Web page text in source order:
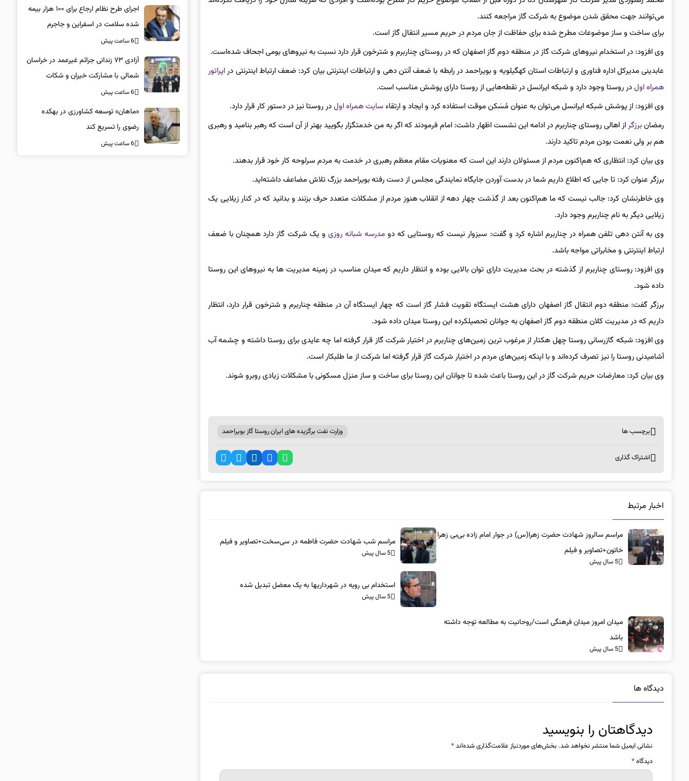
می‌توانند جهت محقق شدن موضوع به شرکت گاز مراجعه کنند.
برای ساخت و ساز موضوعات مطرح شده برای حفاظت از جان مردم در حریم مسیر انتقال گاز است.
وی افزود: در استخدام نیروهای شرکت گاز در منطقه دوم گاز اصفهان که در روستای چناربرم و شترخون قرار دارد نسبت به نیروهای بومی اجحاف شده‌است.
عابدینی مدیرکل اداره فناوری و ارتباطات استان کهگیلویه و بویراحمد در رابطه با ضعف آنتن دهی و ارتباطات اینترنتی بیان کرد: ضعف ارتباط اینترنتی دراپراتور
همراه اولدر روستا وجود دارد و شبکه ایرانسل در نقطه‌هایی از روستا دارای پوشش مناسب است.
وی افزود: از پوشش شبکه ایرانسل می‌توان به عنوان مُسَکن موقت استفاده کرد و ایجاد و ارتقاء سایت همراه اولدر روستا نیز در دستور کار قرار دارد.
رمضانبرزگراز اهالی روستای چناربرم در ادامه این نشست اظهار داشت: امام فرمودند که اگر به من خدمتگزار بگویید بهتر از آن است که رهبر بنامید و رهبری
هم بر ولی نعمت بودن مردم تاکید دارند.
وی بیان کرد: انتظاری که هم‌اکنون مردم از مسئولان دارند این است که معنویات مقام معظم رهبری در خدمت به مردم سرلوحه کار خود قرار بدهند.
برزگر عنوان کرد: تا جایی که اطلاع داریم شما در بدست آوردن جایگاه نمایندگی مجلس از دست رفته بویراحمد بزرگ تلاش مضاعف داشته‌اید.
وی خاطرنشان کرد: جالب نیست که ما هم‌اکنون بعد از گذشت چهار دهه از انقلاب هنوز مردم از مشکلات متعدد حرف بزنند و بدانید که در کنار زیلایی یک
زیلایی دیگر به نام چناربرم وجود دارد.
وی به آنتن دهی تلفن همراه در چناربرم اشاره کرد و گفت: سبزوار نیست که روستایی که دومدرسه شبانه روزی و یک شرکت گاز دارد همچنان با ضعف
ارتباط اینترنتی و مخابراتی مواجه باشد.
وی افزود: روستای چناربرم از گذشته در بحث مدیریت دارای توان بالایی بوده و انتظار داریم که میدان مناسب در زمینه مدیریت ها به نیروهای این روستا
داده شود.
برزگر گفت: منطقه دوم انتقال گاز اصفهان دارای هشت ایستگاه تقویت فشار گاز است که چهار ایستگاه آن در منطقه چناربرم و شترخون قرار دارد، انتظار
داریم که در مدیریت کلان منطقه دوم گاز اصفهان به جوانان تحصیلکرده این روستا میدان داده شود.
وی افزود: شبکه گازرسانی روستا چهل هکتار از مرغوب ترین زمین‌های چناربرم در اختیار شرکت گاز قرار گرفته اما چه عایدی برای روستا داشته و چشمه آب
آشامیدنی روستا را نیز تصرف کرده‌اند و با اینکه زمین‌های مردم در اختیار شرکت گاز قرار گرفته اما شرکت از ما طلبکار است.
وی بیان کرد: معارضات حریم شرکت گاز در این روستا باعث شده تا جوانان این روستا برای ساخت و ساز منزل مسکونی با مشکلات زیادی روبرو شوند.
برچسب ها وزارت نفت برگزیده های ایران روستا گاز بویراحمد
اشتراک گذاری
اخبار مرتبط
مراسم سالروز شهادت حضرت زهرا(س) در جوار امام زاده بی‌بی زهرا
خاتون+تصاویر و فیلم
5 سال پیش
مراسم شب شهادت حضرت فاطمه در سی‌سخت+تصاویر و فیلم
5 سال پیش
استخدام بی رویه در شهرداریها به یک معضل تبدیل شده
5 سال پیش
میدان امروز میدان فرهنگی است/روحانیت به مطالعه توجه داشته
باشد
5 سال پیش
دیدگاه ها
دیدگاهتان را بنویسید
نشانی ایمیل شما منتشر نخواهد شد. بخش‌های موردنیاز علامت‌گذاری شده‌اند*
دیدگاه*
اجرای طرح نظام ارجاع برای ۱۰۰ هزار بیمه
شده سلامت در اسفراین و جاجرم
6 ساعت پیش
آزادی ۷۳ زندانی جرائم غیرعمد در خراسان
شمالی با مشارکت خیران و شکات
6 ساعت پیش
«ماهان» توسعه کشاورزی در بهکده
رضوی را تسریع کند
6 ساعت پیش